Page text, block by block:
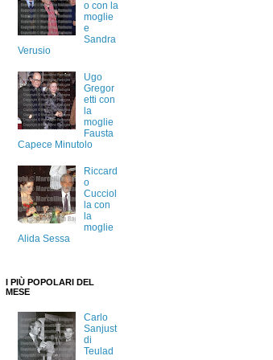
o con la
moglie
e
Sandra
Verusio
Ugo
Gregor
etti con
la
moglie
Fausta
Capece Minutolo
Riccard
o
Cucciol
la con
la
moglie
Alida Sessa
I PIÙ POPOLARI DEL
MESE
Carlo
Sanjust
di
Teulad